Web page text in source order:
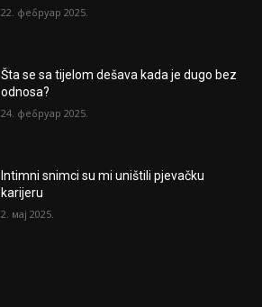
22. фебруар 2025.
Šta se sa tijelom dešava kada je dugo bez
odnosa?
24. фебруар 2025.
Intimni snimci su mi uništili pjevačku
karijeru
2. мај 2025.